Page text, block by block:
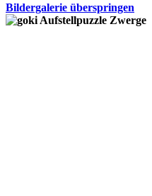
Bildergalerie überspringen